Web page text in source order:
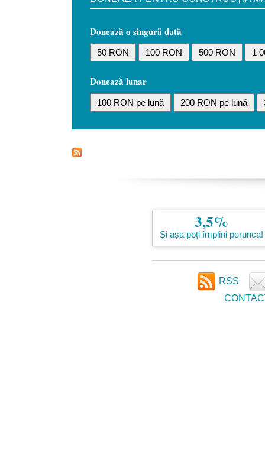
Donează o singură dată
50 RON 100 RON 500 RON 1
Donează lunar
100 RON pe lună 200 RON pe lună
3,5%
Și așa poți împlini porunca!
RSS